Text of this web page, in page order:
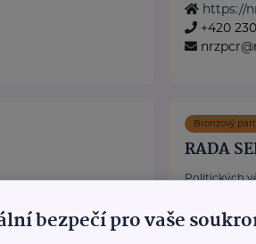
https://
+420
Bronzový
RADA
Politických
bezpečí pro vaše